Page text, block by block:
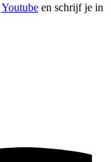
Youtubeen schrijf je in